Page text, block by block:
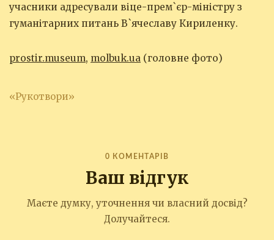
учасники адресували віце-прем`єр-міністру з
гуманітарних питань В`ячеславу Кириленку.
prostir.museum, molbuk.ua (головне фото)
«Рукотвори»
0 КОМЕНТАРІВ
Ваш відгук
Маєте думку, уточнення чи власний досвід?
Долучайтеся.